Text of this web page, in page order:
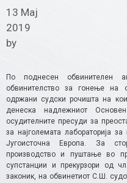
13 Мај
2019
by
По поднесен обвинителен
обвинителство за гонење на
одржани судски рочишта на
денеска надлежниот
осудителните пресуди за
за најголемата лабораторија
Југоисточна Европа. За
производство и пуштање во
супстанции и прекурзори од
законик, на обвинетиот С.Ш.